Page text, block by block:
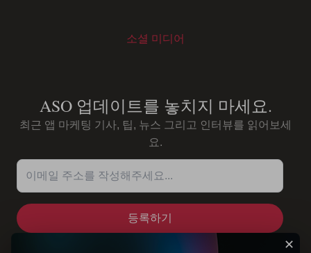
소셜 미디어
ASO 업데이트를 놓치지 마세요.
최근 앱 마케팅 기사, 팁, 뉴스 그리고 인터뷰를 읽어보세
요.
이메일 주소를 작성해주세요...
✕